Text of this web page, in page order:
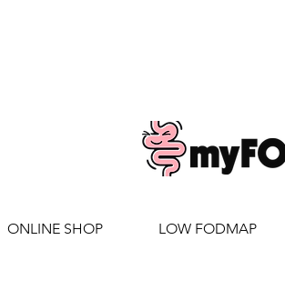
ONLINE SHOP LOW FODMAP